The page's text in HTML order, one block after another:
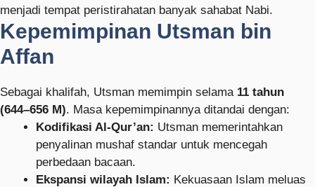
menjadi tempat peristirahatan banyak sahabat Nabi.
Kepemimpinan Utsman bin
Affan
Sebagai khalifah, Utsman memimpin selama 11 tahun
(644–656 M). Masa kepemimpinannya ditandai dengan:
Kodifikasi Al-Qur’an: Utsman memerintahkan
penyalinan mushaf standar untuk mencegah
perbedaan bacaan.
Ekspansi wilayah Islam: Kekuasaan Islam meluas